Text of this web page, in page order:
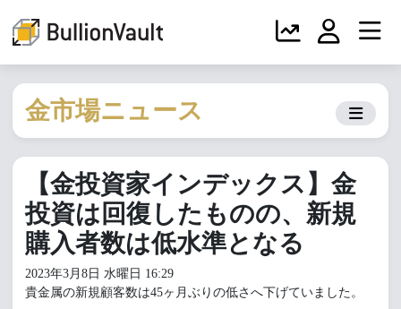
金市場ニュース
【金投資家インデックス】金
投資は回復したものの、新規
購入者数は低水準となる
2023年3月8日 水曜日 16:29
貴金属の新規顧客数は45ヶ月ぶりの低さへ下げていました。